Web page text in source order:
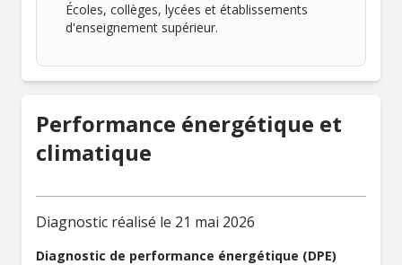
Écoles, collèges, lycées et établissements
d'enseignement supérieur.
Performance énergétique et
climatique
Diagnostic réalisé le 21 mai 2026
Diagnostic de performance énergétique (DPE)